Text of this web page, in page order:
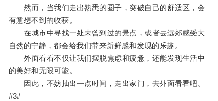
然而，当我们走出熟悉的圈子，突破自己的舒适区，会
有意想不到的收获。
在城市中寻找一处未曾到过的景点，或者去远郊感受大
自然的宁静，都会给我们带来新鲜感和发现的乐趣。
外面看看不仅让我们摆脱焦虑和疲惫，还能发现生活中
的美好和无限可能。
因此，不妨抽出一点时间，走出家门，去外面看看吧。
#3#